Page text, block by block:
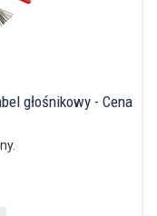
głośnikowy - Cena